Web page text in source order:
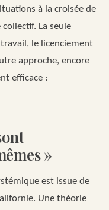
à la croisée de
La seule
le licenciement
approche, encore
efficace :
»
est issue de
Une théorie